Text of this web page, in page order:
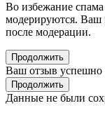
Во избежание
модерируются. Ваш
после модерации.
Продолжить
Ваш отзыв успешно
Продолжить
Данные не были